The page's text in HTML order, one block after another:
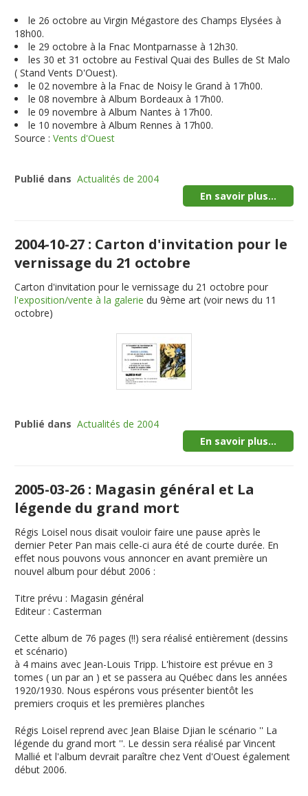
le 26 octobre au Virgin Mégastore des Champs Elysées à
18h00.
le 29 octobre à la Fnac Montparnasse à 12h30.
les 30 et 31 octobre au Festival Quai des Bulles de St Malo
( Stand Vents D'Ouest).
le 02 novembre à la Fnac de Noisy le Grand à 17h00.
le 08 novembre à Album Bordeaux à 17h00.
le 09 novembre à Album Nantes à 17h00.
le 10 novembre à Album Rennes à 17h00.
Source :Vents d'Ouest
Publié dans Actualités de 2004
En savoir plus...
2004-10-27 : Carton d'invitation pour le
vernissage du 21 octobre
Carton d'invitation pour le vernissage du 21 octobre pour
l'exposition/vente à la galeriedu 9ème art (voir news du 11
octobre)
Publié dans Actualités de 2004
En savoir plus...
2005-03-26 : Magasin général et La
légende du grand mort
Régis Loisel nous disait vouloir faire une pause après le
dernier Peter Pan mais celle-ci aura été de courte durée. En
effet nous pouvons vous annoncer en avant première un
nouvel album pour début 2006 :
Titre prévu : Magasin général
Editeur : Casterman
Cette album de 76 pages (!!) sera réalisé entièrement (dessins
et scénario)
à 4 mains avec Jean-Louis Tripp. L'histoire est prévue en 3
tomes ( un par an ) et se passera au Québec dans les années
1920/1930. Nous espérons vous présenter bientôt les
premiers croquis et les premières planches
Régis Loisel reprend avec Jean Blaise Djian le scénario '' La
légende du grand mort ''. Le dessin sera réalisé par Vincent
Mallié et l'album devrait paraître chez Vent d'Ouest également
début 2006.